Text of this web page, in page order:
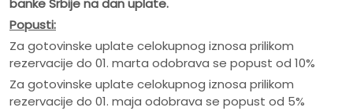
banke Srbije na dan uplate.
Popusti:
Za gotovinske uplate celokupnog iznosa prilikom
rezervacije do 01. marta odobrava se popust od 10%
Za gotovinske uplate celokupnog iznosa prilikom
rezervacije do 01. maja odobrava se popust od 5%